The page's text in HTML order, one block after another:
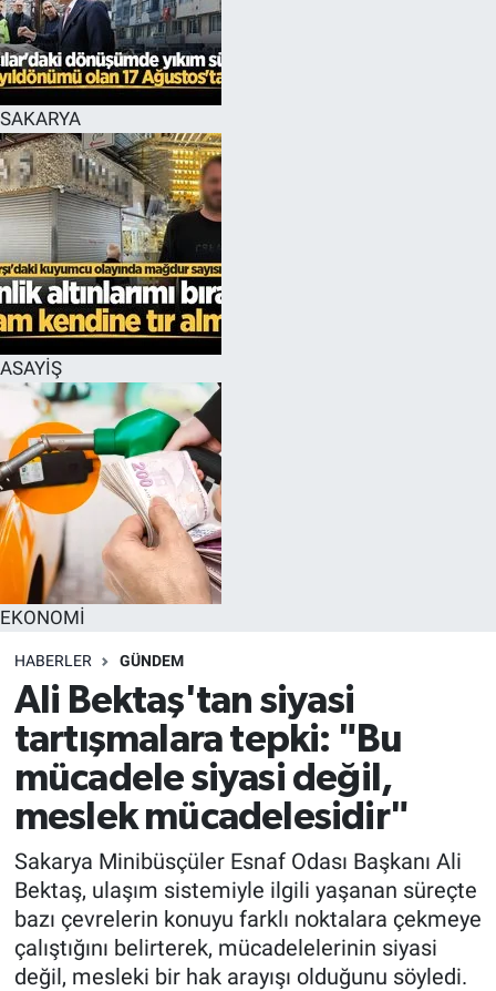
SAKARYA
ASAYİŞ
EKONOMİ
HABERLER GÜNDEM
Ali Bektaş'tan siyasi
tartışmalara tepki: "Bu
mücadele siyasi değil,
meslek mücadelesidir"
Sakarya Minibüsçüler Esnaf Odası Başkanı Ali
Bektaş, ulaşım sistemiyle ilgili yaşanan süreçte
bazı çevrelerin konuyu farklı noktalara çekmeye
çalıştığını belirterek, mücadelelerinin siyasi
değil, mesleki bir hak arayışı olduğunu söyledi.
EĞİTİM
MAGAZİN
ÖZEL HABER
HALK54 PANORAMA